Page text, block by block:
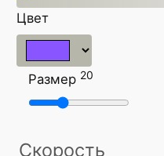
Цвет
Размер 20
Скорость